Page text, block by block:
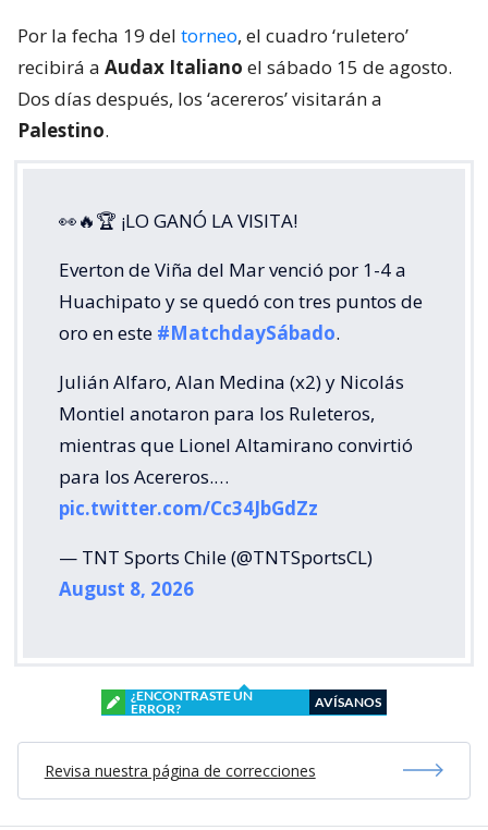
Por la fecha 19 del torneo, el cuadro ‘ruletero’
recibirá a Audax Italiano el sábado 15 de agosto.
Dos días después, los ‘acereros’ visitarán a
Palestino.
👀🔥🏆 ¡LO GANÓ LA VISITA!
Everton de Viña del Mar venció por 1-4 a
Huachipato y se quedó con tres puntos de
oro en este #MatchdaySábado.
Julián Alfaro, Alan Medina (x2) y Nicolás
Montiel anotaron para los Ruleteros,
mientras que Lionel Altamirano convirtió
para los Acereros.…
pic.twitter.com/Cc34JbGdZz
— TNT Sports Chile (@TNTSportsCL)
August 8, 2026
¿ENCONTRASTE UN
ERROR?
AVÍSANOS
Revisa nuestra página de correcciones